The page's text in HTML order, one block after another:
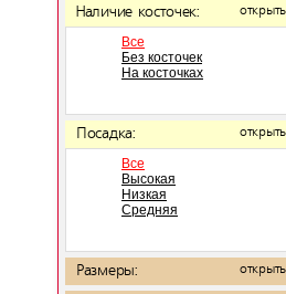
Наличие косточек: открыть
Все
Без косточек
На косточках
Посадка: открыть
Все
Высокая
Низкая
Средняя
Размеры: открыть